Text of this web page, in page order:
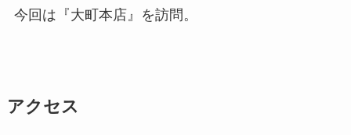
今回は『大町本店』を訪問。
アクセス